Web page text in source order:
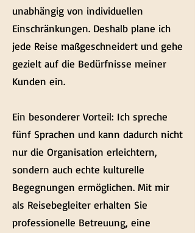
unabhängig von individuellen
Einschränkungen. Deshalb plane ich
jede Reise maßgeschneidert und gehe
gezielt auf die Bedürfnisse meiner
Kunden ein.
Ein besonderer Vorteil: Ich spreche
fünf Sprachen und kann dadurch nicht
nur die Organisation erleichtern,
sondern auch echte kulturelle
Begegnungen ermöglichen. Mit mir
als Reisebegleiter erhalten Sie
professionelle Betreuung, eine